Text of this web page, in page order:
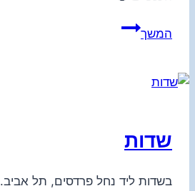
המשךפרפרים
שדות
בשדות ליד נחל פרדסים, תל אביב.